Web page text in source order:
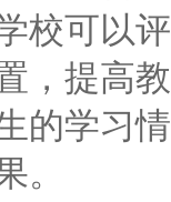
校可以
，提高
的学习
。